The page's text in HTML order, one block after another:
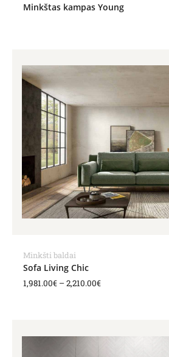
Minkštas kampas Young
Minkšti baldai
Sofa Living Chic
1,981.00€ –2,210.00€
range: